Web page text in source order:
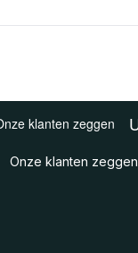
Onze klanten zeggen